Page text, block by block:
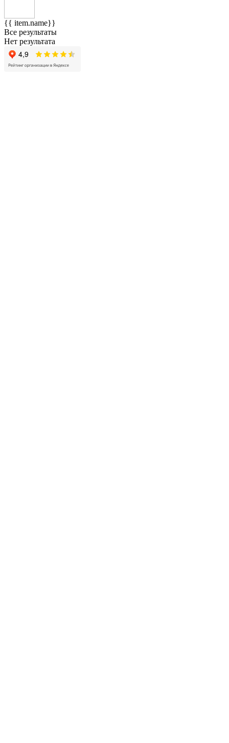
{{ item.name}}
Все результаты
Нет результата